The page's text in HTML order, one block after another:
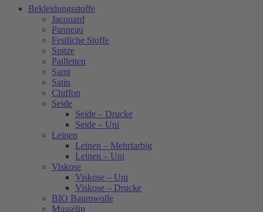
Bekleidungsstoffe
Jacquard
Panneau
Festliche Stoffe
Spitze
Pailletten
Samt
Satin
Chiffon
Seide
Seide – Drucke
Seide – Uni
Leinen
Leinen – Mehrfarbig
Leinen – Uni
Viskose
Viskose – Uni
Viskose – Drucke
BIO Baumwolle
Musselin